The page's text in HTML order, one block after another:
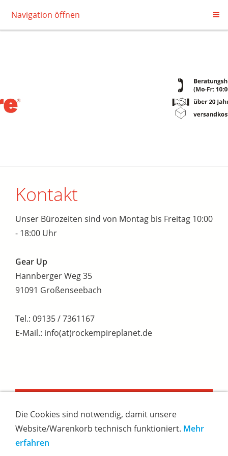
Navigation öffnen
Kontakt
Unser Bürozeiten sind von Montag bis Freitag 10:00
- 18:00 Uhr
Gear Up
Hannberger Weg 35
91091 Großenseebach
Tel.: 09135 / 7361167
E-Mail.: info(at)rockempireplanet.de
Die Cookies sind notwendig, damit unsere
Website/Warenkorb technisch funktioniert. Mehr
erfahren